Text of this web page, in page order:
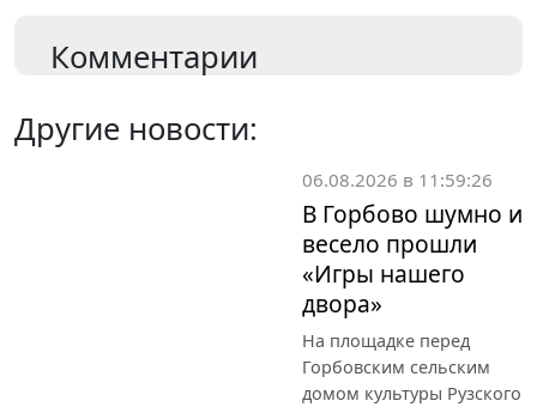
Комментарии
Другие новости:
06.08.2026 в 11:59:26
В Горбово шумно и
весело прошли
«Игры нашего
двора»
На площадке перед
Горбовским сельским
домом культуры Рузского